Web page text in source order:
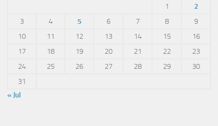
1
2
3
4 5 6 7 8
9
10
11 12 13 14 15
16
17
18 19 20 21 22
23
24
25 26 27 28 29
30
31
« Jul